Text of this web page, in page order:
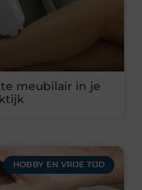
meubilair in je
HOBBY EN VRIJE TIJD